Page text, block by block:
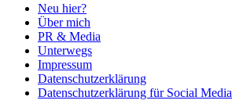
Neu hier?
Über mich
PR & Media
Unterwegs
Impressum
Datenschutzerklärung
Datenschutzerklärung für Social Media